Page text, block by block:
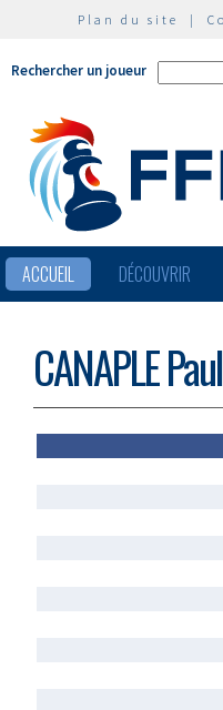
Plan du site |
Rechercher un joueur
ACCUEIL DÉCOUVRIR
CANAPLE Paul